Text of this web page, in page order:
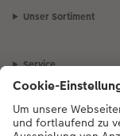
Unser Sortiment
Service
Mehr zum CEWE